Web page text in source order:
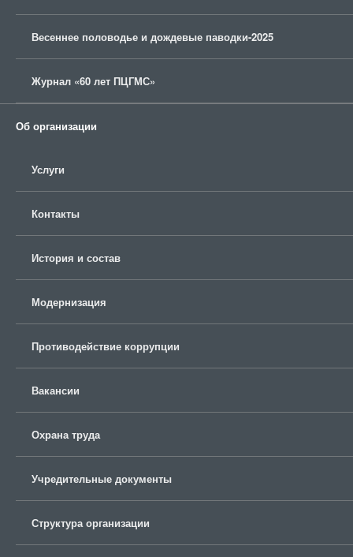
Весеннее половодье и дождевые паводки-2025
Журнал «60 лет ПЦГМС»
Об организации
Услуги
Контакты
История и состав
Модернизация
Противодействие коррупции
Вакансии
Охрана труда
Учредительные документы
Структура организации